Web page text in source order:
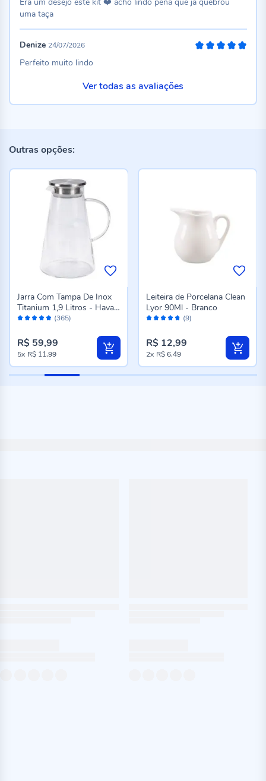
uma taça
Denize 24/07/2026
Perfeito muito lindo
Ver todas as avaliações
Outras opções:
Avaliação: (365)
Jarra Com Tampa De Inox
Titanium 1,9 Litros - Havan
Casa
R$ 59,99
5x R$ 11,99
Avaliação: (9)
Leiteira de Porcelana Clean
Lyor 90Ml - Branco
R$ 12,99
2x R$ 6,49